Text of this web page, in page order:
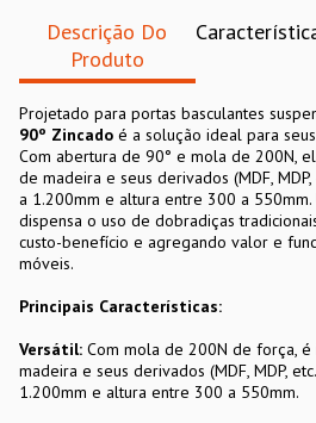
Descrição Do
Produto
Projetado para portas basculantes
90º Zincado é a solução ideal para
Com abertura de 90° e mola de 200N,
de madeira e seus derivados (MDF,
a 1.200mm e altura entre 300 a
dispensa o uso de dobradiças
custo-benefício e agregando valor e
móveis.
Principais Características:
Versátil: Com mola de 200N de força,
madeira e seus derivados (MDF, MDP,
1.200mm e altura entre 300 a 550mm.